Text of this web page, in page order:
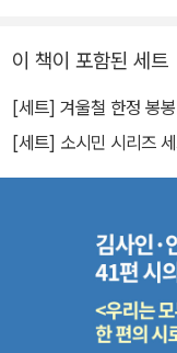
이 책이 포함된 세트
[세트] 겨울철 한정 봉
[세트] 소시민 시리즈